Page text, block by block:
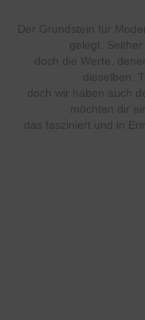
Der Grundstein für
gelegt.
doch die Werte,
dieselben.
doch wir haben auch
möchten dir
das fasziniert und in